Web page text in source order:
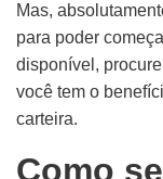
Mas,
para poder
disponível,
você tem o
carteira.
Como